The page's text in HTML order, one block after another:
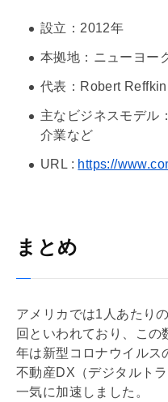
設立：2012年
本拠地：ニューヨー
代表：Robert Reffkin
主なビジネスモデル
介業など
URL : https://
まとめ
アメリカでは1人あたり
回といわれており、こ
年は新型コロナウイルス
不動産DX（デジタルト
一気に加速しました。